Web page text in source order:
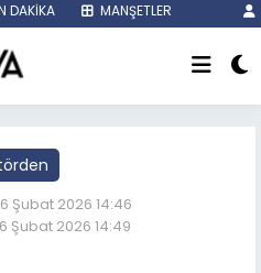
DAKİKA MANŞETLER
Şubat 2026 14:46
Şubat 2026 14:49